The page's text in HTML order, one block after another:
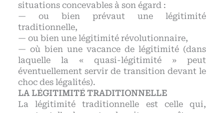
situations concevables à son égard :
— ou bien prévaut une légitimité
traditionnelle,
— ou bien une légitimité révolutionnaire,
— où bien une vacance de légitimité (dans
laquelle la « quasi-légitimité » peut
éventuellement servir de transition devant le
choc des légalités).
LA LÉGITIMITÉ TRADITIONNELLE
La légitimité traditionnelle est celle qui,